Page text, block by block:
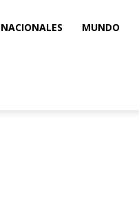
NACIONALES MUNDO